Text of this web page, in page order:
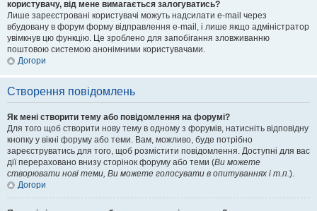
користувачу, від мене вимагається залогуватись?
Лише зареєстровані користувачі можуть надсилати e-mail через
вбудовану в форум форму відправлення e-mail, і лише якщо адміністратор
увімкнув цю функцію. Це зроблено для запобігання зловживанню
поштовою системою анонімними користувачами.
Догори
Створення повідомлень
Як мені створити тему або повідомлення на форумі?
Для того щоб створити нову тему в одному з форумів, натисніть відповідну
кнопку у вікні форуму або теми. Вам, можливо, буде потрібно
зареєструватись для того, щоб розмістити повідомлення. Доступні для вас
дії перераховано внизу сторінок форуму або теми (Ви можете
створювати нові теми, Ви можете голосувати в опитуваннях і т.п.).
Догори